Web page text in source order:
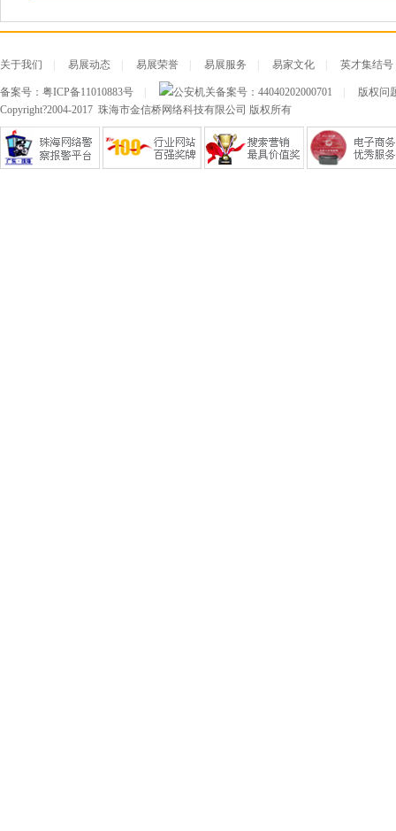
关于我们 易展动态 易展荣誉 易展服务 易家文化 英才集结号
备案号： 粤ICP备11010883号 公安机关备案号： 44040202000701
版权问
Copyright?2004-2017 珠海市金信桥网络科技有限公司 版权所有